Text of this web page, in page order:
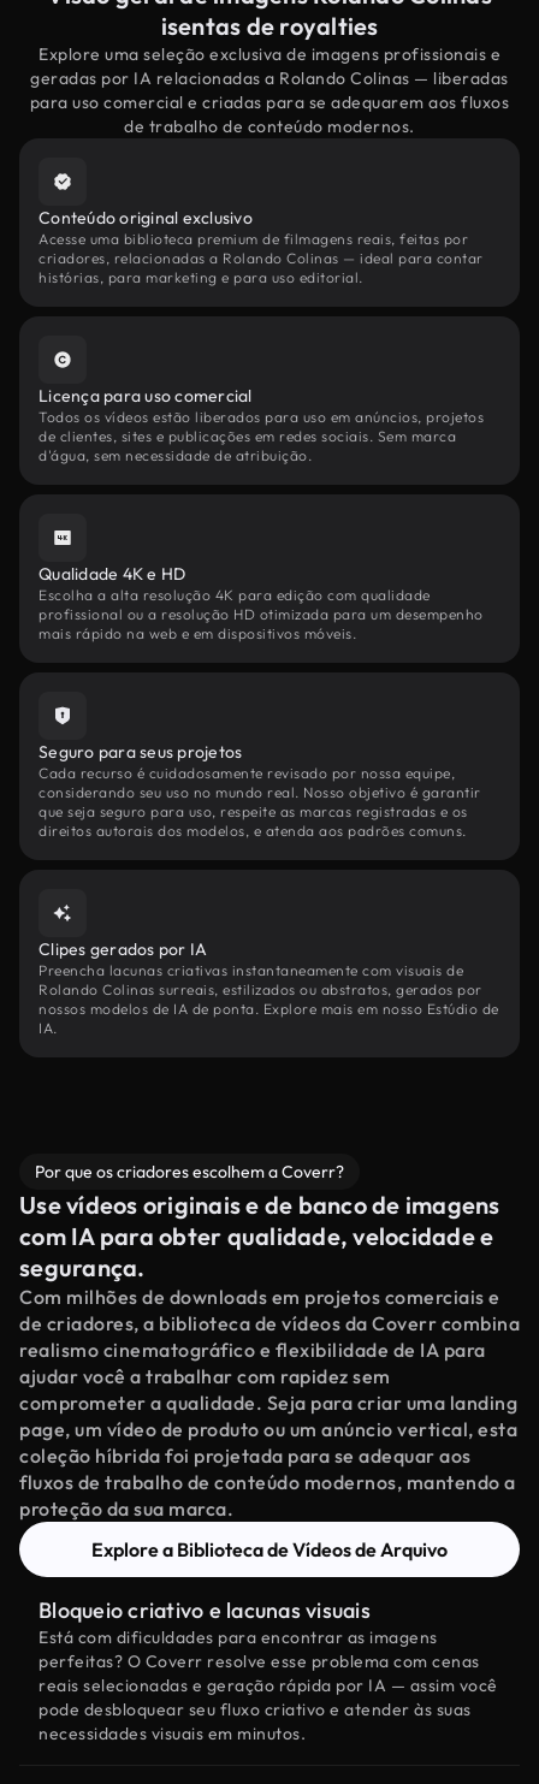
isentas de royalties
Explore uma seleção exclusiva de imagens profissionais e
geradas por IA relacionadas a Rolando Colinas — liberadas
para uso comercial e criadas para se adequarem aos fluxos
de trabalho de conteúdo modernos.
Conteúdo original exclusivo
Acesse uma biblioteca premium de filmagens reais, feitas por
criadores, relacionadas a Rolando Colinas — ideal para contar
histórias, para marketing e para uso editorial.
Licença para uso comercial
Todos os vídeos estão liberados para uso em anúncios, projetos
de clientes, sites e publicações em redes sociais. Sem marca
d'água, sem necessidade de atribuição.
Qualidade 4K e HD
Escolha a alta resolução 4K para edição com qualidade
profissional ou a resolução HD otimizada para um desempenho
mais rápido na web e em dispositivos móveis.
Seguro para seus projetos
Cada recurso é cuidadosamente revisado por nossa equipe,
considerando seu uso no mundo real. Nosso objetivo é garantir
que seja seguro para uso, respeite as marcas registradas e os
direitos autorais dos modelos, e atenda aos padrões comuns.
Clipes gerados por IA
Preencha lacunas criativas instantaneamente com visuais de
Rolando Colinas surreais, estilizados ou abstratos, gerados por
nossos modelos de IA de ponta. Explore mais em nosso Estúdio de
IA.
Por que os criadores escolhem a Coverr?
Use vídeos originais e de banco de imagens
com IA para obter qualidade, velocidade e
segurança.
Com milhões de downloads em projetos comerciais e
de criadores, a biblioteca de vídeos da Coverr combina
realismo cinematográfico e flexibilidade de IA para
ajudar você a trabalhar com rapidez sem
comprometer a qualidade. Seja para criar uma landing
page, um vídeo de produto ou um anúncio vertical, esta
coleção híbrida foi projetada para se adequar aos
fluxos de trabalho de conteúdo modernos, mantendo a
proteção da sua marca.
Explore a Biblioteca de Vídeos de Arquivo
Bloqueio criativo e lacunas visuais
Está com dificuldades para encontrar as imagens
perfeitas? O Coverr resolve esse problema com cenas
reais selecionadas e geração rápida por IA — assim você
pode desbloquear seu fluxo criativo e atender às suas
necessidades visuais em minutos.